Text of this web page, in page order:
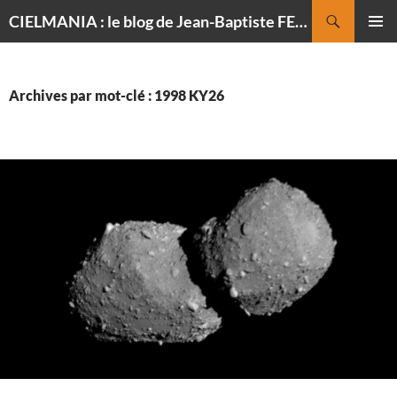
CIELMANIA : le blog de Jean-Baptiste FELDMANN, photographe du ciel
Archives par mot-clé : 1998 KY26